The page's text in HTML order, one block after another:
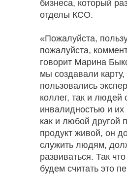
бизнеса, который
отделы КСО.
«Пожалуйста,
пожалуйста,
говорит Марина
мы создавали
пользовались
коллег, так и людей
инвалидностью и их
как и любой другой
продукт живой, он
служить людям,
развиваться. Так
будем считать это